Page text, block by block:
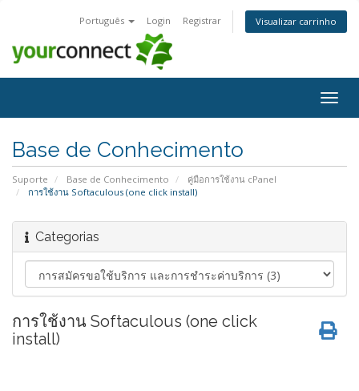
Português Login Registrar Visualizar carrinho
Base de Conhecimento
Suporte Base de Conhecimento
คู่มือการใช้งาน cPanel
การใช้งาน Softaculous (one click install)
Categorias
การใช้งาน Softaculous (one click
install)